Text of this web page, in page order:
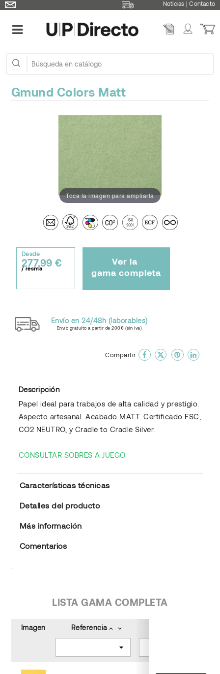
Noticias |Contacto
Gmund Colors Matt
Toca la imagen para ampliarla
Desde
277,99 €
/ resma
Ver la
gama completa
Envío en 24/48h (laborables)
Envío gratuito a partir de 200€ (sin iva)
Compartir
Descripción
Papel ideal para trabajos de alta calidad y prestigio.
Aspecto artesanal. Acabado MATT. Certificado FSC,
CO2 NEUTRO, y Cradle to Cradle Silver.
CONSULTAR SOBRES A JUEGO
Características técnicas
Detalles del producto
Más información
Comentarios
LISTA GAMA COMPLETA
Imagen Referencia keyboard_arrow_up keyboard_arrow_down